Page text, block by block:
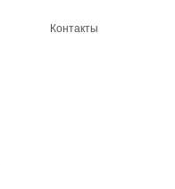
Контакты